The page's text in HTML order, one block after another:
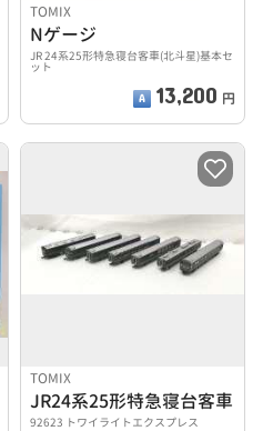
TOMIX
Nゲージ
JR 24系25形特急寝台客車(北斗星)基本セ
ット
13,200 円
TOMIX
JR24系25形特急寝台客車
92623 トワイライトエクスプレス